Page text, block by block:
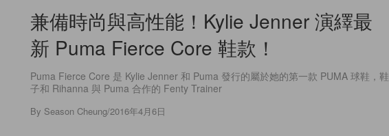
兼備時尚與高性能！Kylie Jenner 演繹最
新 Puma Fierce Core 鞋款！
Puma Fierce Core 是 Kylie Jenner 和 Puma 發行的屬於她的第一款 PUMA 球鞋，鞋
子和 Rihanna 與 Puma 合作的 Fenty Trainer
By Season Cheung/2016年4月6日